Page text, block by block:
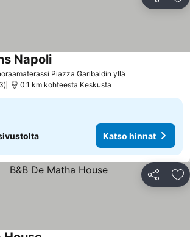
Jaa
Piazza Garibaldin yllä
Napoli
0.1 km kohteesta Keskusta
Katso hinnat
Jaa